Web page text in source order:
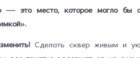
— это место, которое могло бы
Сделать сквер живым и